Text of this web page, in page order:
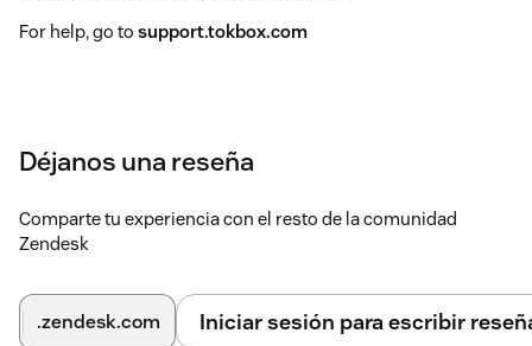
For help, go to support.tokbox.com
Déjanos una reseña
Comparte tu experiencia con el resto de la comunidad
Zendesk
.zendesk.com Iniciar sesión para escribir